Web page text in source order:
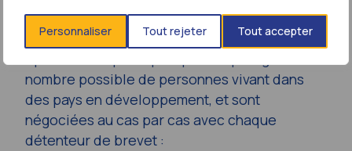
Personnaliser Tout rejeter Tout accepter
Les dispositions des licences concédées au
Medicines Patent Pool visent à améliorer les
nombre possible de personnes vivant dans
des pays en développement, et sont
négociées au cas par cas avec chaque
détenteur de brevet :